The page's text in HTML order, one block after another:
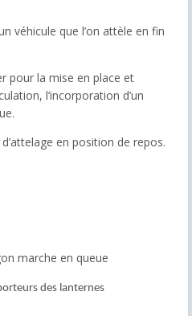
véhicule que l’on attèle en fin
pour la mise en place et
l’incorporation d’un
en position de repos.
marche en queue
des lanternes